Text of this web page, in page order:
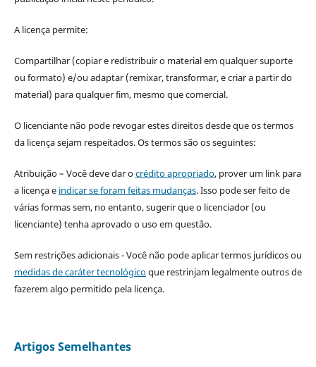
A licença permite:
Compartilhar (copiar e redistribuir o material em qualquer suporte
ou formato) e/ou adaptar (remixar, transformar, e criar a partir do
material) para qualquer fim, mesmo que comercial.
O licenciante não pode revogar estes direitos desde que os termos
da licença sejam respeitados. Os termos são os seguintes:
Atribuição – Você deve dar ocrédito apropriado, prover um link para
a licença e indicar se foram feitas mudanças. Isso pode ser feito de
várias formas sem, no entanto, sugerir que o licenciador (ou
licenciante) tenha aprovado o uso em questão.
Sem restrições adicionais - Você não pode aplicar termos jurídicos ou
medidas de caráter tecnológicoque restrinjam legalmente outros de
fazerem algo permitido pela licença.
Artigos Semelhantes